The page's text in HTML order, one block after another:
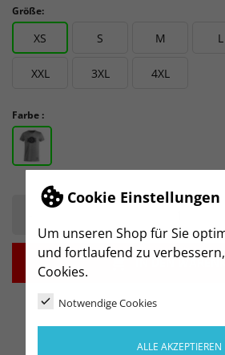
Cookie Einstellungen
Um unseren Shop für Sie
und fortlaufend zu
Cookies.
Notwendige Cookies
ALLE AKZEPTIEREN
Größe:
XS S M L
XXL 3XL 4XL
Farbe :
 IN DEN